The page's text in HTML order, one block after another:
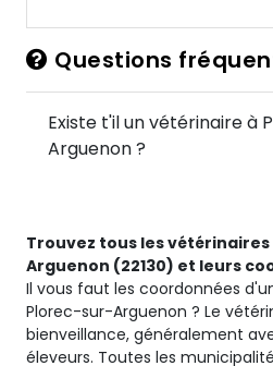
Questions
Existe t'il un vétérinaire à
Arguenon ?
Trouvez tous les
Arguenon (22130) et leurs
Il vous faut les coordonnées
Plorec-sur-Arguenon ? Le
bienveillance, généralement
éleveurs. Toutes les